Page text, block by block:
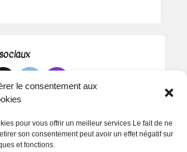
le consentement aux
pour vous offrir un meilleur services Le fait de ne
son consentement peut avoir un effet négatif sur
et fonctions.